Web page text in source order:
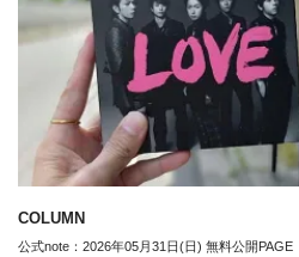
COLUMN
公式note：2026年05月31日(日) 無料公開PAGE